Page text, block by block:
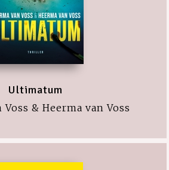
Ultimatum
Voss & Heerma van Voss